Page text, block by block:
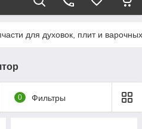
для духовок, плит и
0 Фильтры